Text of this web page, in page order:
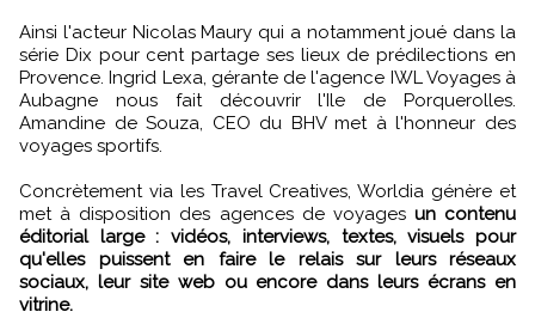
Ainsi l'acteur Nicolas Maury qui a notamment joué dans la
série Dix pour cent partage ses lieux de prédilections en
Provence. Ingrid Lexa, gérante de l'agence IWL Voyages à
Aubagne nous fait découvrir l'Ile de Porquerolles.
Amandine de Souza, CEO du BHV met à l'honneur des
voyages sportifs.
Concrètement via les Travel Creatives, Worldia génère et
met à disposition des agences de voyages un contenu
éditorial large : vidéos, interviews, textes, visuels pour
qu'elles puissent en faire le relais sur leurs réseaux
sociaux, leur site web ou encore dans leurs écrans en
vitrine.